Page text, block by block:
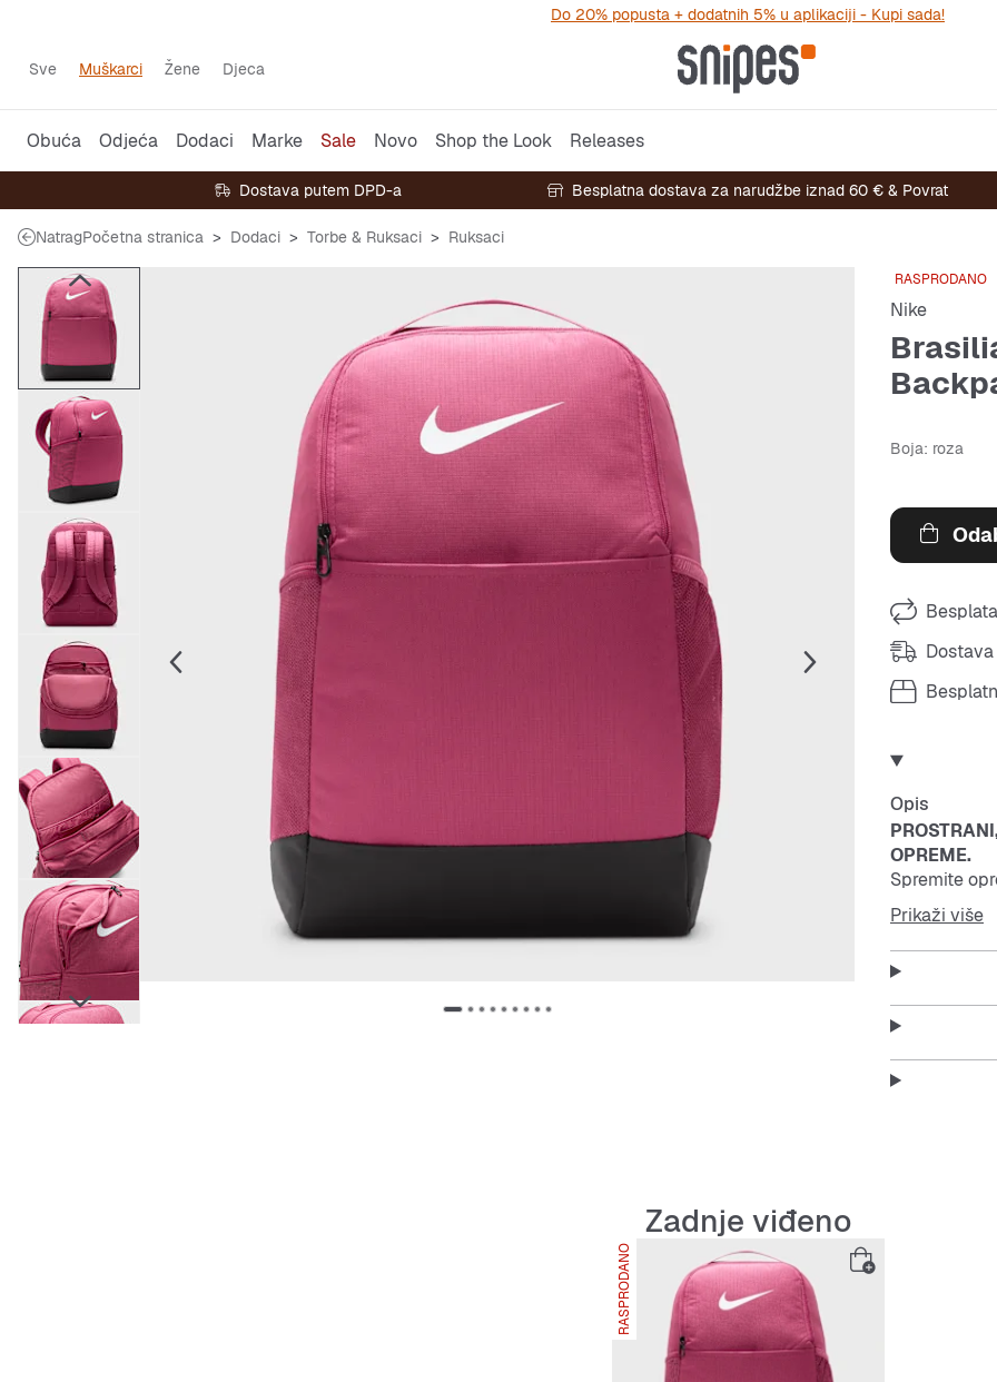
Do 20% popusta + dodatnih 5% u aplikaciji - Kupi sada!
Sve Muškarci Žene Djeca
Obuća Odjeća Dodaci Marke Sale Novo Shop the Look Releases
Dostava putem DPD-a Besplatna dostava za narudžbe iznad 60 € & Povrat
NatragPočetna stranica Dodaci Torbe & Ruksaci Ruksaci
RASPRODANO
Nike
Boja: roza
Opis
OPREME.
Spremite
mno�tvo
uju?i
boce s
predmete.
Prednji
Prikaži više
Zadnje viđeno
RASPRODANO